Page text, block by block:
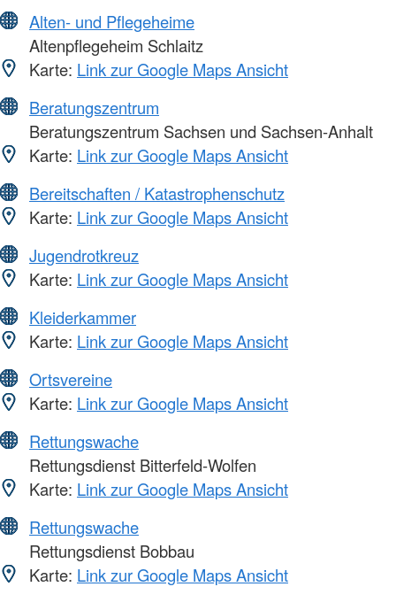
Alten- und Pflegeheime
Altenpflegeheim Schlaitz
Karte: Link zur Google Maps Ansicht
Beratungszentrum
Beratungszentrum Sachsen und Sachsen-Anhalt
Karte: Link zur Google Maps Ansicht
Bereitschaften / Katastrophenschutz
Karte: Link zur Google Maps Ansicht
Jugendrotkreuz
Karte: Link zur Google Maps Ansicht
Kleiderkammer
Karte: Link zur Google Maps Ansicht
Ortsvereine
Karte: Link zur Google Maps Ansicht
Rettungswache
Rettungsdienst Bitterfeld-Wolfen
Karte: Link zur Google Maps Ansicht
Rettungswache
Rettungsdienst Bobbau
Karte: Link zur Google Maps Ansicht